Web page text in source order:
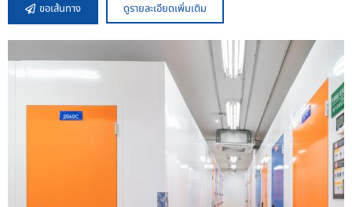
ขอเส้นทาง ดูรายละเอียดเพิ่มเติม